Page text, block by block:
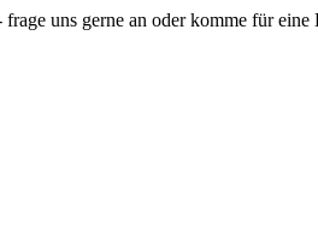
uns gerne an oder komme für eine